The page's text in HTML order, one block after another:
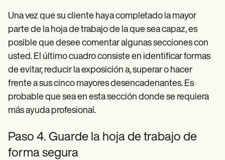
Una vez que su cliente haya completado la mayor
parte de la hoja de trabajo de la que sea capaz, es
posible que desee comentar algunas secciones con
usted. El último cuadro consiste en identificar formas
de evitar, reducir la exposición a, superar o hacer
frente a sus cinco mayores desencadenantes. Es
probable que sea en esta sección donde se requiera
más ayuda profesional.
Paso 4. Guarde la hoja de trabajo de
forma segura